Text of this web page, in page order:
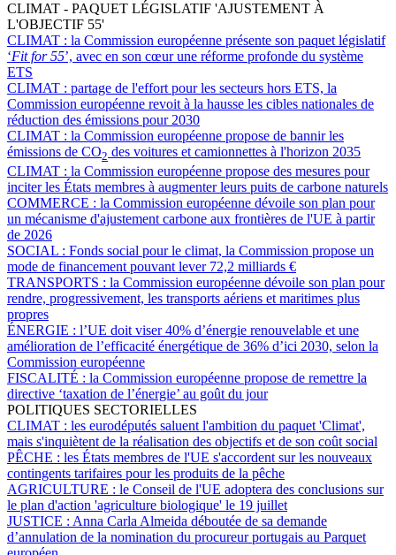
CLIMAT - PAQUET LÉGISLATIF 'AJUSTEMENT À
L'OBJECTIF 55'
CLIMAT : la Commission européenne présente son paquet législatif
‘Fit for 55’, avec en son cœur une réforme profonde du système
ETS
CLIMAT : partage de l'effort pour les secteurs hors ETS, la
Commission européenne revoit à la hausse les cibles nationales de
réduction des émissions pour 2030
CLIMAT : la Commission européenne propose de bannir les
émissions de CO2 des voitures et camionnettes à l'horizon 2035
CLIMAT : la Commission européenne propose des mesures pour
inciter les États membres à augmenter leurs puits de carbone naturels
COMMERCE : la Commission européenne dévoile son plan pour
un mécanisme d'ajustement carbone aux frontières de l'UE à partir
de 2026
SOCIAL : Fonds social pour le climat, la Commission propose un
mode de financement pouvant lever 72,2 milliards €
TRANSPORTS : la Commission européenne dévoile son plan pour
rendre, progressivement, les transports aériens et maritimes plus
propres
ÉNERGIE : l’UE doit viser 40% d’énergie renouvelable et une
amélioration de l’efficacité énergétique de 36% d’ici 2030, selon la
Commission européenne
FISCALITÉ : la Commission européenne propose de remettre la
directive ‘taxation de l’énergie’ au goût du jour
POLITIQUES SECTORIELLES
CLIMAT : les eurodéputés saluent l'ambition du paquet 'Climat',
mais s'inquiètent de la réalisation des objectifs et de son coût social
PÊCHE : les États membres de l'UE s'accordent sur les nouveaux
contingents tarifaires pour les produits de la pêche
AGRICULTURE : le Conseil de l'UE adoptera des conclusions sur
le plan d'action 'agriculture biologique' le 19 juillet
JUSTICE : Anna Carla Almeida déboutée de sa demande
d’annulation de la nomination du procureur portugais au Parquet